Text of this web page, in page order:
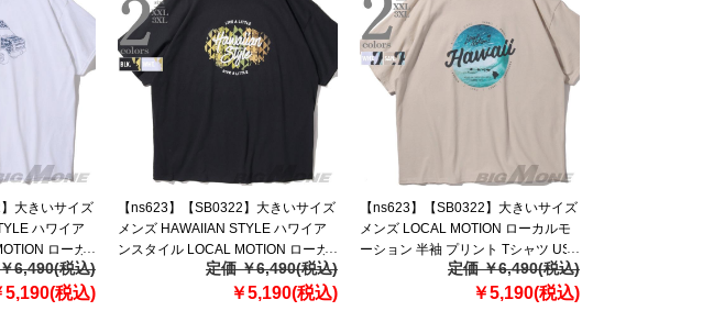
大きいサイズ
ハワイア
ローカ
リント Tシャツ
6,490(税込)
5,190(税込)
【ns623】【SB0322】大きいサイズ
メンズ HAWAIIAN STYLE ハワイア
ンスタイル LOCAL MOTION ローカ
ルモーション 半袖 プリント Tシャツ
USA直輸入 mts21316az
定価 ￥6,490(税込)
￥5,190(税込)
【ns623】【SB0322】大きいサイズ
メンズ LOCAL MOTION ローカルモ
ーション 半袖 プリント Tシャツ USA
直輸入 smt20307az定価 ￥6,490(税込)
￥5,190(税込)